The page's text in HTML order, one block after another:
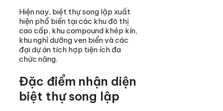
Hiện nay, biệt thự song lập xuất
hiện phổ biến tại các khu đô thị
cao cấp, khu compound khép kín,
khu nghỉ dưỡng ven biển và các
đại dự án tích hợp tiện ích đa
chức năng.
Đặc điểm nhận diện
biệt thự song lập